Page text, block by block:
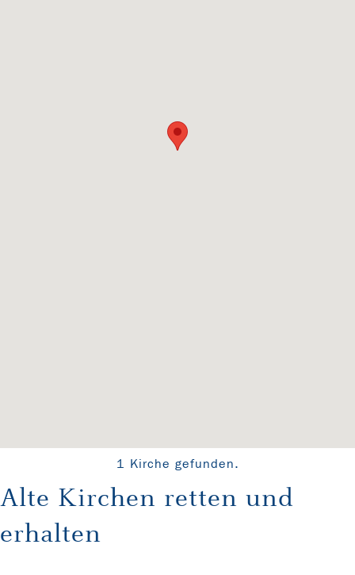
1 Kirche gefunden.
Alte Kirchen retten und
erhalten